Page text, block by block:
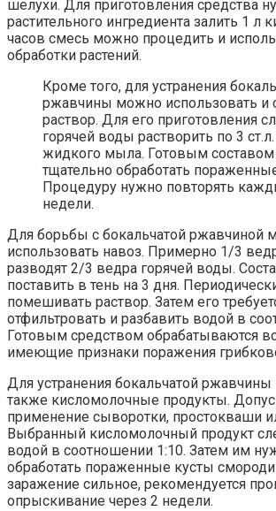
шелухи. Для приготовления средства
растительного ингредиента залить 1 л
часов смесь можно процедить и
обработки растений.
Кроме того, для устранения
ржавчины можно использовать и
раствор. Для его приготовления
горячей воды растворить по 3
жидкого мыла. Готовым составом
тщательно обработать
Процедуру нужно повторять
недели.
Для борьбы с бокальчатой ржавчиной
использовать навоз. Примерно 1/3
разводят 2/3 ведра горячей воды.
поставить в тень на 3 дня.
помешивать раствор. Затем его
отфильтровать и разбавить водой в
Готовым средством обрабатываются
имеющие признаки поражения
Для устранения бокальчатой ржавчины
также кисломолочные продукты.
применение сыворотки, простокваши
Выбранный кисломолочный продукт
водой в соотношении 1:10. Затем им
обработать пораженные кусты
заражение сильное, рекомендуется
опрыскивание через 2 недели.